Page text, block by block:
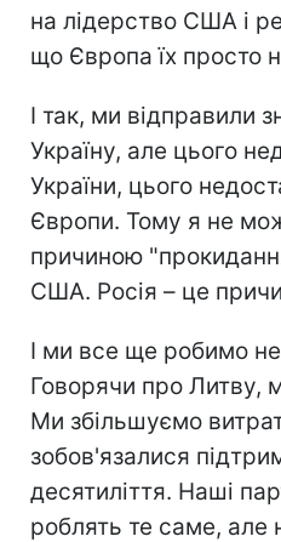
на лідерство США і
що Європа їх просто
І так, ми відправили
Україну, але цього
України, цього
Європи. Тому я не
причиною
США. Росія – це
І ми все ще робимо
Говорячи про Литву,
Ми збільшуємо
зобов'язалися
десятиліття. Наші
роблять те саме, але